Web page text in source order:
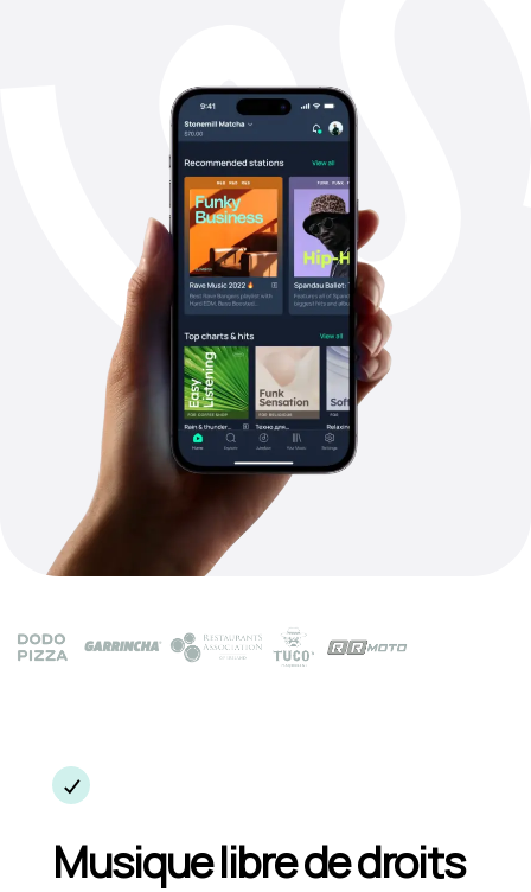
Musique libre de droits